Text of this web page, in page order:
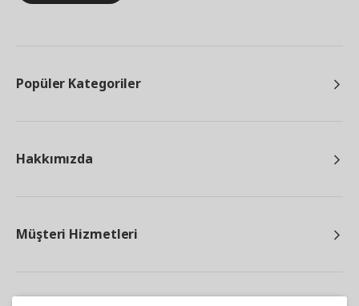
Popüler Kategoriler
Hakkımızda
Müşteri Hizmetleri